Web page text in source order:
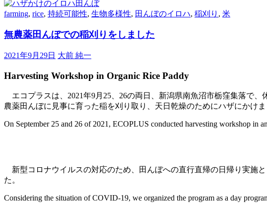
farming, rice, 持続可能性, 生物多様性, 田んぼのイロハ, 稲刈り , 米
無農薬田んぼでの稲刈りをしました
2021年9月29日 大前 純一
Harvesting Workshop in Organic Rice Paddy
エコプラスは、2021年9月25、26の両日、新潟県南魚沼市栃窪集落で
農薬田んぼに見事に育った稲を刈り取り、天日乾燥のためにハザにかけま
On September 25 and 26 of 2021, ECOPLUS conducted harvesting workshop in
新型コロナウイルスの対応のため、田んぼへの直行直帰の日帰り実施
た。
Considering the situation of COVID-19, we organized the program as a day